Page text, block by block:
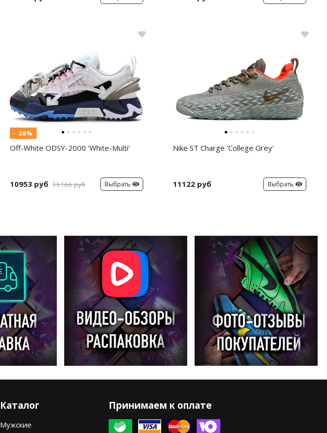
- 28%
Off-White ODSY-2000 'White-Multi'
10953 руб 15166 руб Выбрать
Nike ST Charge 'College Grey'
11122 руб Выбрать
Каталог
Мужские
Принимаем к оплате